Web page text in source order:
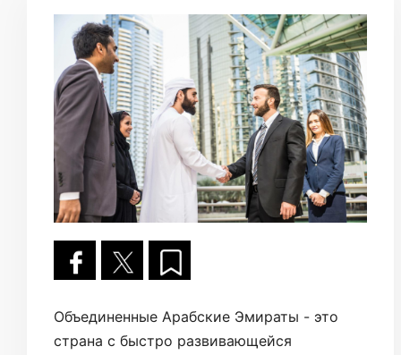
Объединенные Арабские Эмираты - это
страна с быстро развивающейся